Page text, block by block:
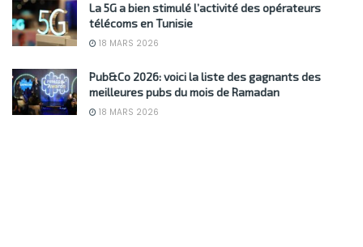
La 5G a bien stimulé l’activité des opérateurs
télécoms en Tunisie
18 MARS 2026
Pub&Co 2026: voici la liste des gagnants des
meilleures pubs du mois de Ramadan
18 MARS 2026